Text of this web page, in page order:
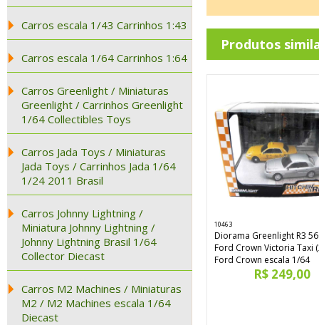
Carros escala 1/43 Carrinhos 1:43
Carros escala 1/64 Carrinhos 1:64
Carros Greenlight / Miniaturas
Greenlight / Carrinhos Greenlight
1/64 Collectibles Toys
Carros Jada Toys / Miniaturas
Jada Toys / Carrinhos Jada 1/64
1/24 2011 Brasil
Carros Johnny Lightning /
Miniatura Johnny Lightning /
Johnny Lightning Brasil 1/64
Collector Diecast
Carros M2 Machines / Miniaturas
M2 / M2 Machines escala 1/64
Diecast
Produtos
10463
Diorama Greenlight R3
Ford Crown Victoria Taxi
Ford Crown escala 1/64
R$ 249,00